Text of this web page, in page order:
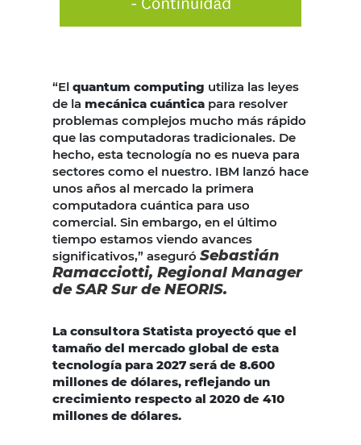
“El quantum computing utiliza las leyes
de la mecánica cuántica para resolver
problemas complejos mucho más rápido
que las computadoras tradicionales. De
hecho, esta tecnología no es nueva para
sectores como el nuestro. IBM lanzó hace
unos años al mercado la primera
computadora cuántica para uso
comercial. Sin embargo, en el último
tiempo estamos viendo avances
significativos,” aseguró Sebastián
Ramacciotti, Regional Manager
de SAR Sur de NEORIS.
La consultora Statista proyectó que el
tamaño del mercado global de esta
tecnología para 2027 será de 8.600
millones de dólares, reflejando un
crecimiento respecto al 2020 de 410
millones de dólares.